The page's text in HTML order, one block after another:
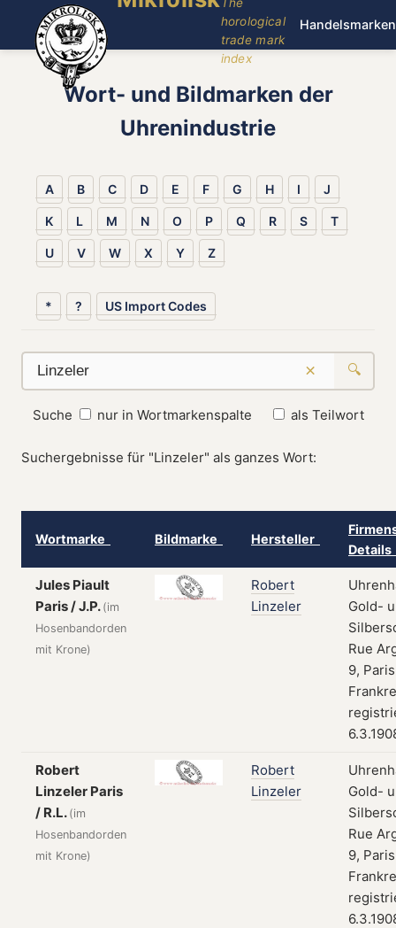
horological
trade mark
index
Handelsmarken
Wort- und Bildmarken der
Uhrenindustrie
A B C D E F G H I J
K L M N O P Q R S T
U V W X Y Z
* ? US Import Codes
× 🔍
Suche nur in Wortmarkenspalte als Teilwort
Suchergebnisse für "Linzeler" als ganzes Wort:
Wortmarke Bildmarke Hersteller
Details
Jules Piault
Paris / J.P. (im
Hosenbandorden
mit Krone)
Robert
Linzeler
Gold-
Rue
9,
Robert
Linzeler Paris
/ R.L. (im
Hosenbandorden
mit Krone)
Robert
Linzeler
Gold-
Rue
9,